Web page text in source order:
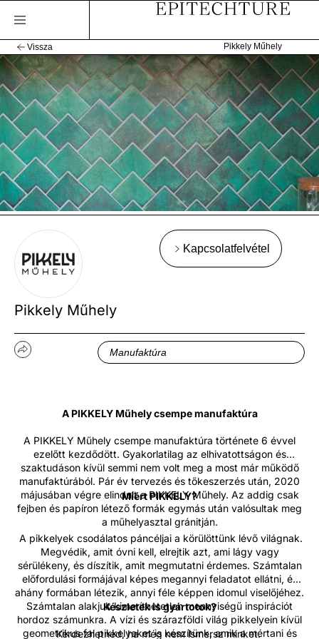
Vissza Pikkely Műhely
Pikkely Műhely
Kapcsolatfelvétel
Manufaktúra
A PIKKELY Műhely csempe manufaktúra
A PIKKELY Műhely csempe manufaktúra története 6 évvel
ezelőtt kezdődött. Gyakorlatilag az elhivatottságon és
szaktudáson kívül semmi nem volt meg a most már működő
manufaktúrából. Pár év tervezés és tőkeszerzés után, 2020
májusában végre elindult a PIKKELY Műhely. Az addig csak
fejben és papíron létező formák egymás után valósultak meg
a műhelyasztal gránitján.
Miért PIKKELY?
A pikkelyek csodálatos páncéljai a körülöttünk lévő világnak.
Megvédik, amit óvni kell, elrejtik azt, ami lágy vagy
sérülékeny, és díszítik, amit megmutatni érdemes. Számtalan
előfordulási formájával képes megannyi feladatot ellátni, és
ahány formában létezik, annyi féle képpen idomul viselőjéhez.
Számtalan alakjuk kimeríthetetlen mennyiségű inspirációt
hordoz számunkra. A vízi és szárazföldi világ pikkelyein kívül
geometrikus fal pikkelyeket is készítünk, amik a mértani és
Készletek is gyártotok?
Kérdezhetnéd, ha még nem ismersz minket.